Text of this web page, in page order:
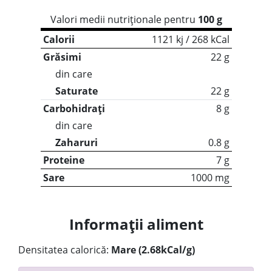
Valori medii nutriționale pentru 100 g
Calorii
1121 kj / 268 kCal
Grăsimi
22 g
din care
Saturate
22 g
Carbohidrați
8 g
din care
Zaharuri
0.8 g
Proteine
7 g
Sare
1000 mg
Informații aliment
Densitatea calorică: Mare (2.68kCal/g)